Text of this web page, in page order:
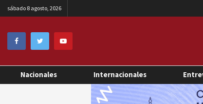
sábado 8 agosto, 2026
Nacionales Internacionales